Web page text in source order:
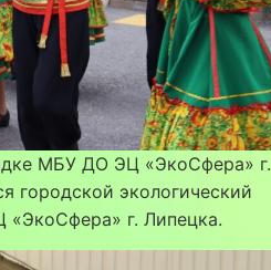
МБУ ДО ЭЦ «ЭкоСфера» г.
городской экологический
г. Липецка.